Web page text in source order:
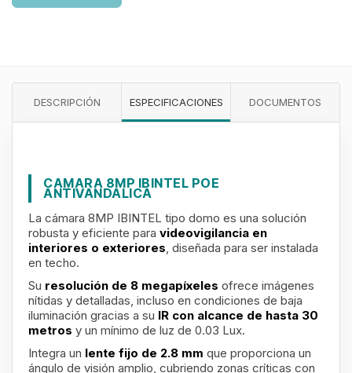
DESCRIPCIÓN ESPECIFICACIONES DOCUMENTOS
CAMARA 8MP IBINTEL POE
ANTIVANDALICA
La cámara 8MP IBINTEL tipo domo es una solución
robusta y eficiente para videovigilancia en
interiores o exteriores, diseñada para ser instalada
en techo.
Su resolución de 8 megapíxeles ofrece imágenes
nítidas y detalladas, incluso en condiciones de baja
iluminación gracias a su IR con alcance de hasta 30
metros y un mínimo de luz de 0.03 Lux.
Integra un lente fijo de 2.8 mm que proporciona un
ángulo de visión amplio, cubriendo zonas críticas con